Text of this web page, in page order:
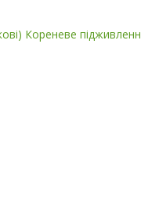
Кореневе